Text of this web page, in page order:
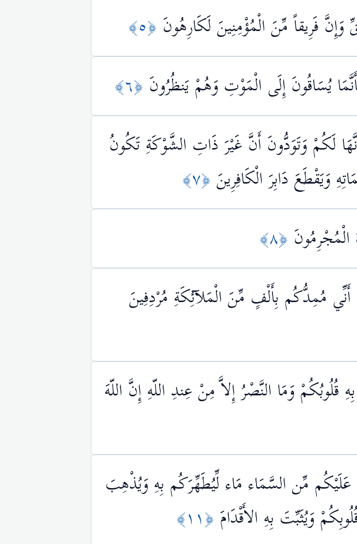
فَرِيقاً مِّنَ الْمُؤْمِنِينَ لَكَارِهُونَ ﴿٥﴾
يُسَاقُونَ إِلَى الْمَوْتِ وَهُمْ يَنظُرُونَ ﴿٦﴾
لَكُمْ وَتَوَدُّونَ أَنَّ غَيْرَ ذَاتِ الشَّوْكَةِ تَكُونُ
وَيَقْطَعَ دَابِرَ الْكَافِرِينَ ﴿٧﴾
﴿٨﴾
مُمِدُّكُم بِأَلْفٍ مِّنَ الْمَلآئِكَةِ مُرْدِفِينَ
قُلُوبُكُمْ وَمَا النَّصْرُ إِلاَّ مِنْ عِندِ اللّهِ إِنَّ اللّهَ
عَلَيْكُم مِّن السَّمَاء مَاء لِّيُطَهِّرَكُم بِهِ وَيُذْهِبَ
وَيُثَبِّتَ بِهِ الأَقْدَامَ ﴿١١﴾